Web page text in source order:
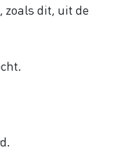
zoals dit, uit de